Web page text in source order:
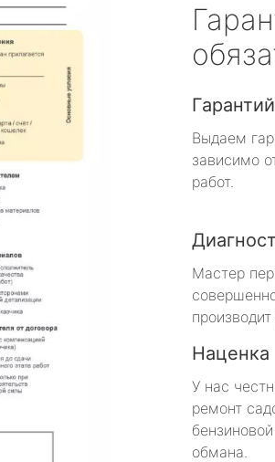
Выдаем
зависимо
работ.
Мастер
производит
Наценка
У нас
ремонт
обмана.